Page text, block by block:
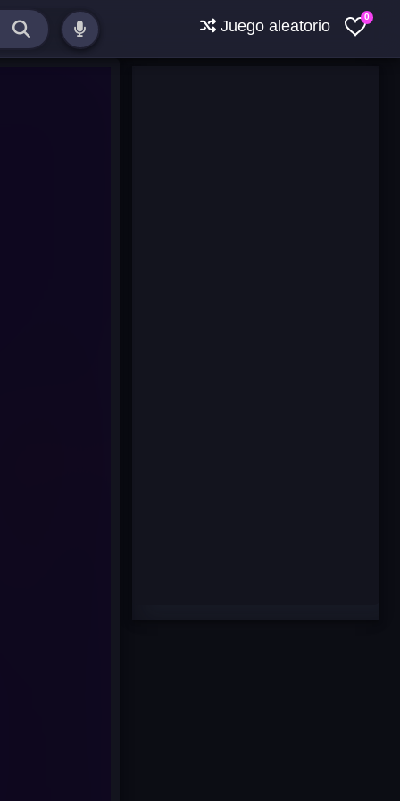
0
Juego aleatorio